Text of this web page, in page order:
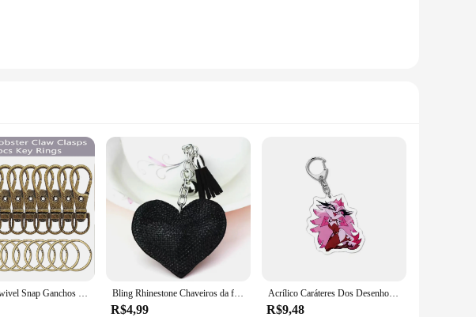
Premium Swivel Snap Ganchos com Chaveiros, Cordão De Metal, Chaveiro Ganchos, Fechos De Lagosta, Artesanato De Jóias DIY, 35mm, 40Pcs Bling Rhinestone Chaveiros da forma do coração Glitter Chaveiro Crystal Tassel Chaveiro, bolsa de couro Charm para mulheres e meninas, Premium SS6
R$4,99
Acrílico Caráteres Dos Desenhos Animados Chaveiros, Blitzo Loona, Múltiplos Estilos, Jóias De Moda Premium, Acessórios Bonitos, Edição limitada
R$9,48